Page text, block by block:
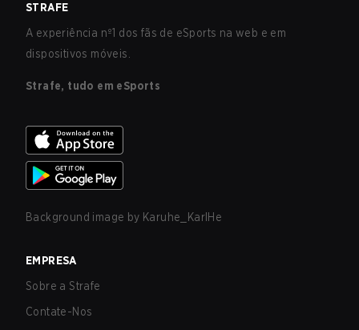
STRAFE
A experiência nº1 dos fãs de eSports na web e em
dispositivos móveis.
Strafe, tudo em eSports
Background image by Karuhe_KarlHe
EMPRESA
Sobre a Strafe
Contate-Nos